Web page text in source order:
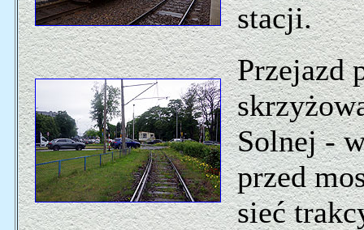
stacji.
Przejazd
Solnej -
przed
sieć